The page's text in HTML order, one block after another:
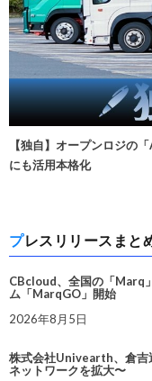
【独自】オープンロジの
にも活用本格化
プレスリリースまと
CBcloud、全国の「Marq
ム「MarqGO」開始
2026年8月5日
株式会社Univearth、倉吉
ネットワークを拡大〜